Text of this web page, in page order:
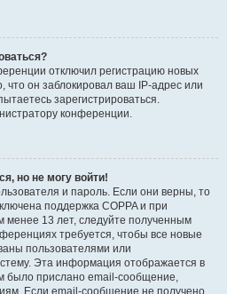
отключил регистрацию новых
что он заблокировал ваш IP-адрес или
зарегистрироваться.
конференции.
но не могу войти!
и пароль. Если они верны, то
поддержка COPPA и при
менее 13 лет, следуйте полученным
требуется, чтобы все новые
пользователями или
Эта информация отображается в
было прислано email-сообщение,
Если email-сообщение не получено,